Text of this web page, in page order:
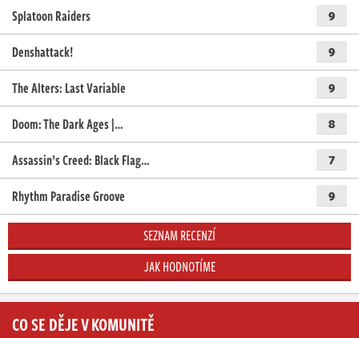
Splatoon Raiders 9
Denshattack! 9
The Alters: Last Variable 9
Doom: The Dark Ages |… 8
Assassin’s Creed: Black Flag… 7
Rhythm Paradise Groove 9
SEZNAM RECENZÍ
JAK HODNOTÍME
CO SE DĚJE V KOMUNITĚ